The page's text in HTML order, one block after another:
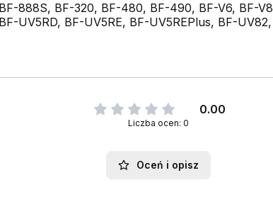
888S, BF-320, BF-480, BF-490, BF-V6, BF-
UV5RD, BF-UV5RE, BF-UV5REPlus, BF-
0.00
Liczba ocen: 0
Oceń i opisz